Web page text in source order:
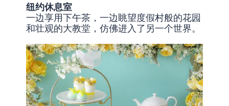
纽约休息室
一边享用下午茶，一边眺望度假村般的花园
和壮观的大教堂，仿佛进入了另一个世界。